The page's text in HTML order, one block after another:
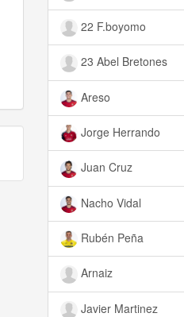
22 F.boyomo
23 Abel Bretones
Areso
Jorge Herrando
Juan Cruz
Nacho Vidal
Rubén Peña
Arnaiz
Javier Martinez